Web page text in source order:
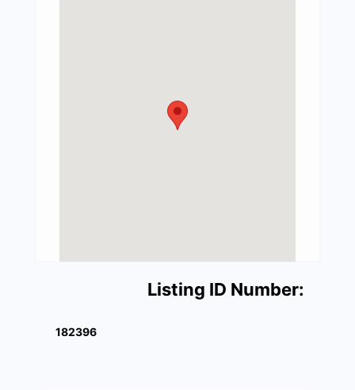
Listing ID Number:
182396